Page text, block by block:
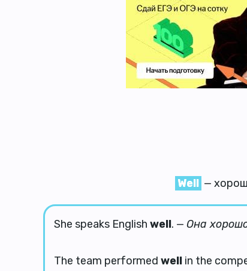
Well —
She speaks English well. — Она
The team performed well in the